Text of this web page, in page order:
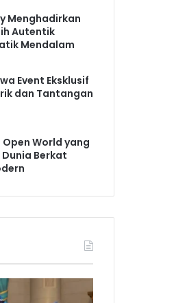
Menghadirkan
Autentik
Mendalam
Event Eksklusif
dan Tantangan
Open World yang
Berkat